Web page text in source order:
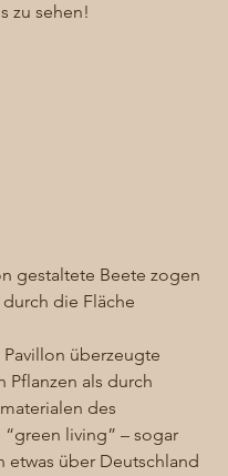
zu sehen!
gestaltete Beete zogen
durch die Fläche
überzeugte
Pflanzen als durch
des
living” – sogar
etwas über Deutschland